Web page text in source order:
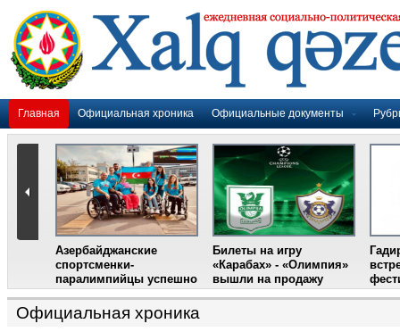
Главная Официальная хроника Официальные документы
Азербайджанские
спортсменки-
паралимпийцы успешно
выступили на III
Международном
фестивале парашютного
Билеты на игру
«Карабах» - «Олимпия»
вышли на продажу
Официальная хроника